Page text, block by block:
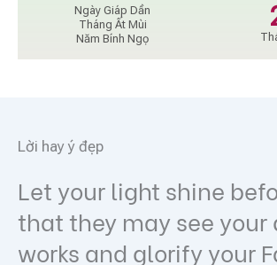
Ngày Giáp Dần
Tháng Ất Mùi
Năm Bính Ngọ
Lời hay ý đẹp
Let your light shine
that they may see your
works and glorify your